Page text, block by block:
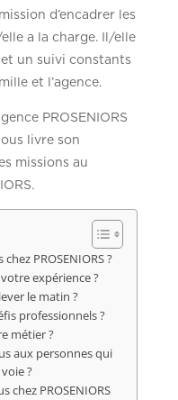
d’encadrer les
a la charge. Il/elle
un suivi constants
et l’agence.
PROSENIORS
livre son
missions au
PROSENIORS ?
expérience ?
le matin ?
professionnels ?
métier ?
aux personnes qui
?
chez PROSENIORS